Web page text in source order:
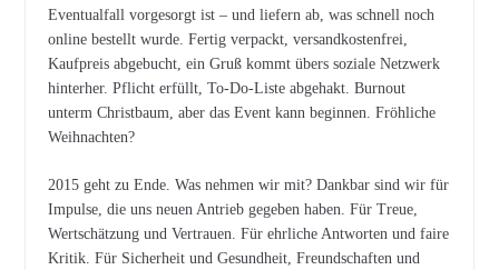
Eventualfall vorgesorgt ist – und liefern ab, was schnell noch
online bestellt wurde. Fertig verpackt, versandkostenfrei,
Kaufpreis abgebucht, ein Gruß kommt übers soziale Netzwerk
hinterher. Pflicht erfüllt, To-Do-Liste abgehakt. Burnout
unterm Christbaum, aber das Event kann beginnen. Fröhliche
Weihnachten?
2015 geht zu Ende. Was nehmen wir mit? Dankbar sind wir für
Impulse, die uns neuen Antrieb gegeben haben. Für Treue,
Wertschätzung und Vertrauen. Für ehrliche Antworten und faire
Kritik. Für Sicherheit und Gesundheit, Freundschaften und